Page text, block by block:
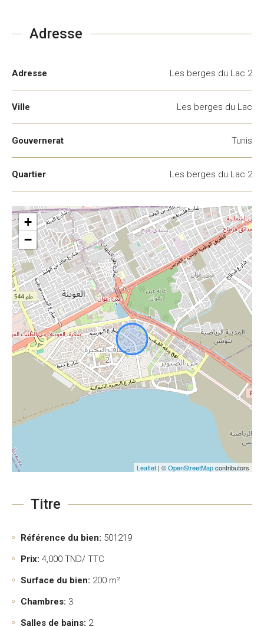
Adresse
Adresse Les berges du Lac 2
Ville Les berges du Lac
Gouvernerat Tunis
Quartier Les berges du Lac 2
+
−
Leaflet | ©OpenStreetMapcontributors
Titre
Référence du bien: 501219
Prix: 4,000 TND/ TTC
Surface du bien: 200 m²
Chambres: 3
Salles de bains: 2